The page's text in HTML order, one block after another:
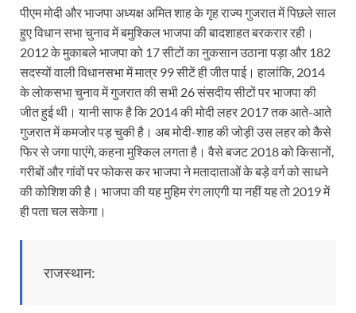
पीएम मोदी और भाजपा अध्यक्ष अमित शाह के गृह राज्य गुजरात में पिछले साल
हुए विधान सभा चुनाव में बमुश्किल भाजपा की बादशाहत बरकरार रही।
2012 के मुकाबले भाजपा को 17 सीटों का नुकसान उठाना पड़ा और 182
सदस्यों वाली विधानसभा में मात्र 99 सीटें ही जीत पाई। हालांकि, 2014
के लोकसभा चुनाव में गुजरात की सभी 26 संसदीय सीटों पर भाजपा की
जीत हुई थी। यानी साफ है कि 2014 की मोदी लहर 2017 तक आते-आते
गुजरात में कमजोर पड़ चुकी है। अब मोदी-शाह की जोड़ी उस लहर को कैसे
फिर से जगा पाएंगे, कहना मुश्किल लगता है। वैसे बजट 2018 को किसानों,
गरीबों और गांवों पर फोकस कर भाजपा ने मतादाताओं के बड़े वर्ग को साधने
की कोशिश की है। भाजपा की यह मुहिम रंग लाएगी या नहीं यह तो 2019 में
ही पता चल सकेगा।
राजस्थान: